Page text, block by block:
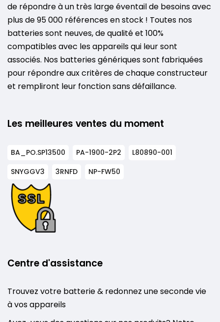
de répondre à un très large éventail de besoins avec
plus de 95 000 références en stock ! Toutes nos
batteries sont neuves, de qualité et 100%
compatibles avec les appareils qui leur sont
associés. Nos batteries génériques sont fabriquées
pour répondre aux critères de chaque constructeur
et rempliront leur fonction sans défaillance.
Les meilleures ventes du moment
BA_PO.SP13500 PA-1900-2P2
L80890-001
SNYGGV3
3RNFD NP-FW50
Centre d'assistance
Trouvez votre batterie & redonnez une seconde vie
à vos appareils